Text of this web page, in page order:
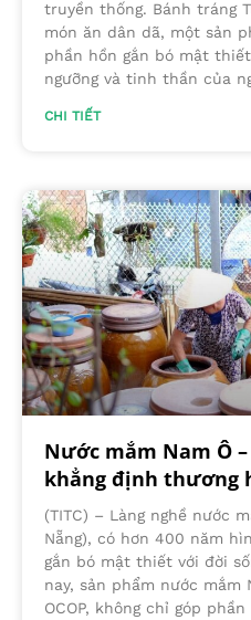
truyền thống. Bánh tráng
món ăn dân dã, một sản
phần hồn gắn bó mật
ngưỡng và tinh thần của
CHI TIẾT
Nước mắm Nam Ô –
khẳng định thương
(TITC) – Làng nghề nước
Nẵng), có hơn 400 năm
gắn bó mật thiết với đời
nay, sản phẩm nước mắm
OCOP, không chỉ góp